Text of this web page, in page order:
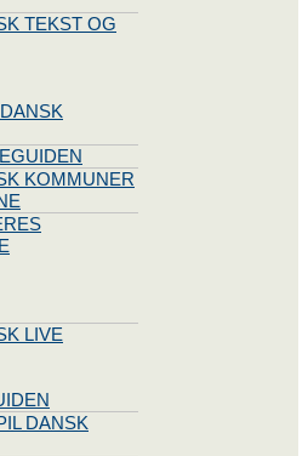
TEKST OG
KOMMUNER
LIVE
DANSK